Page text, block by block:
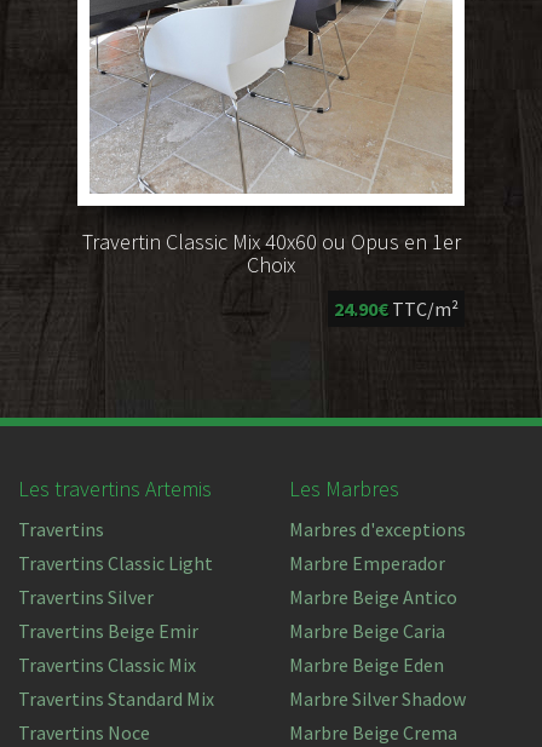
Travertin Classic Mix 40x60 ou Opus en 1er
Choix
24.90€ TTC/m²
Les travertins Artemis
Travertins
Travertins Classic Light
Travertins Silver
Travertins Beige Emir
Travertins Classic Mix
Travertins Standard Mix
Travertins Noce
Les Marbres
Marbres d'exceptions
Marbre Emperador
Marbre Beige Antico
Marbre Beige Caria
Marbre Beige Eden
Marbre Silver Shadow
Marbre Beige Crema